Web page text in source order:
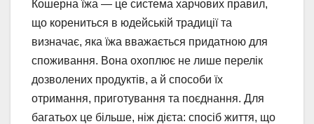
Кошерна їжа — це система харчових правил,
що корениться в юдейській традиції та
визначає, яка їжа вважається придатною для
споживання. Вона охоплює не лише перелік
дозволених продуктів, а й способи їх
отримання, приготування та поєднання. Для
багатьох це більше, ніж дієта: спосіб життя, що